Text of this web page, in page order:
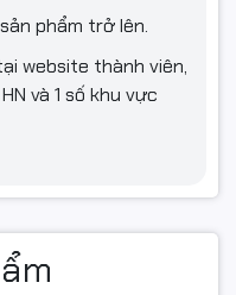
phẩm trở lên.
website thành viên,
và 1 số khu vực
lựa chọn sản phẩm tại
#NgocThoComputer